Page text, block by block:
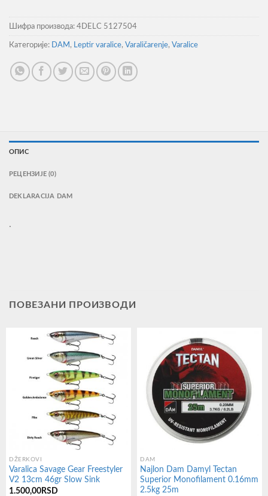
Шифра производа: 4DELC 5127504
Категорије: DAM , Leptir varalice, Varaličarenje, Varalice
ОПИС
РЕЦЕНЗИЈЕ (0)
DEKLARACIJA DAM
.
ПОВЕЗАНИ ПРОИЗВОДИ
DŽERKOVI
Varalica Savage Gear Freestyler
V2 13cm 46gr Slow Sink
1.500,00 RSD
DAM
Najlon Dam Damyl Tectan
Superior Monofilament 0.16mm
2.5kg 25m